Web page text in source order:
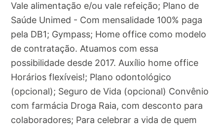
Vale alimentação e/ou vale refeição; Plano de
Saúde Unimed - Com mensalidade 100% paga
pela DB1; Gympass; Home office como modelo
de contratação. Atuamos com essa
possibilidade desde 2017. Auxílio home office
Horários flexíveis!; Plano odontológico
(opcional); Seguro de Vida (opcional) Convênio
com farmácia Droga Raia, com desconto para
colaboradores; Para celebrar a vida de quem